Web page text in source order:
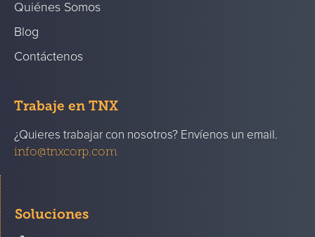
Quiénes Somos
Blog
Contáctenos
Trabaje en TNX
¿Quieres trabajar con nosotros? Envíenos un email.
info@tnxcorp.com
Soluciones